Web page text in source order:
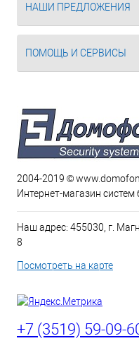
НАШИ ПРЕДЛОЖЕНИЯ
ПОМОЩЬ И СЕРВИСЫ
2004-2019 ©
Интернет-магазин систем
Наш адрес: 455030, г.
8
Посмотреть на карте
+7 (3519) 59-09-